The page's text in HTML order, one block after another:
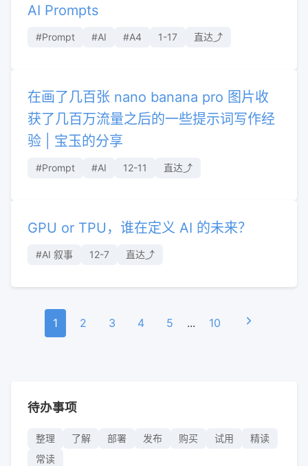
AI Prompts
#Prompt #AI #A4 1-17 直达⤴︎
在画了几百张 nano banana pro 图片收
获了几百万流量之后的一些提示词写作经
验 | 宝玉的分享
#Prompt #AI 12-11 直达⤴︎
GPU or TPU，谁在定义 AI 的未来？
#AI 叙事 12-7 直达⤴︎
1 2 3 4 5 ... 10
待办事项
整理 了解 部署 发布 购买 试用
精读
常读